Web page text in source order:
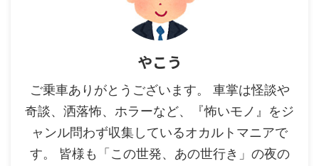
やこう
ご乗車ありがとうございます。 車掌は怪談や
奇談、洒落怖、ホラーなど、『怖いモノ』をジ
ャンル問わず収集しているオカルトマニアで
す。 皆様も「この世発、あの世行き」の夜の